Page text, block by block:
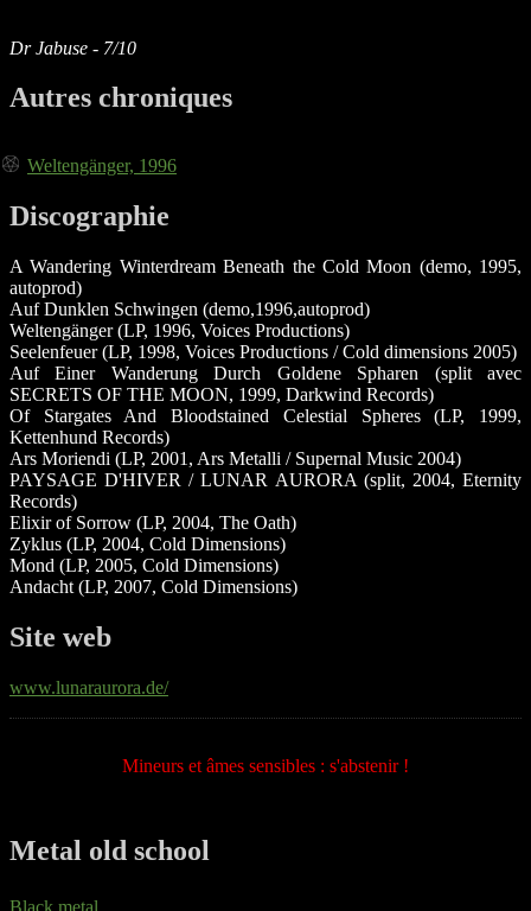
Dr Jabuse - 7/10
Autres chroniques
Weltengänger, 1996
Discographie
A Wandering Winterdream Beneath the Cold Moon (demo, 1995,
autoprod)
Auf Dunklen Schwingen (demo,1996,autoprod)
Weltengänger (LP, 1996, Voices Productions)
Seelenfeuer (LP, 1998, Voices Productions / Cold dimensions 2005)
Auf Einer Wanderung Durch Goldene Spharen (split avec
SECRETS OF THE MOON, 1999, Darkwind Records)
Of Stargates And Bloodstained Celestial Spheres (LP, 1999,
Kettenhund Records)
Ars Moriendi (LP, 2001, Ars Metalli / Supernal Music 2004)
PAYSAGE D'HIVER / LUNAR AURORA (split, 2004, Eternity
Records)
Elixir of Sorrow (LP, 2004, The Oath)
Zyklus (LP, 2004, Cold Dimensions)
Mond (LP, 2005, Cold Dimensions)
Andacht (LP, 2007, Cold Dimensions)
Site web
www.lunaraurora.de/
Mineurs et âmes sensibles : s'abstenir !
Metal old school
Black metal